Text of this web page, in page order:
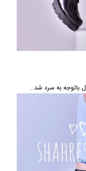
باتوجه به سرد شد…